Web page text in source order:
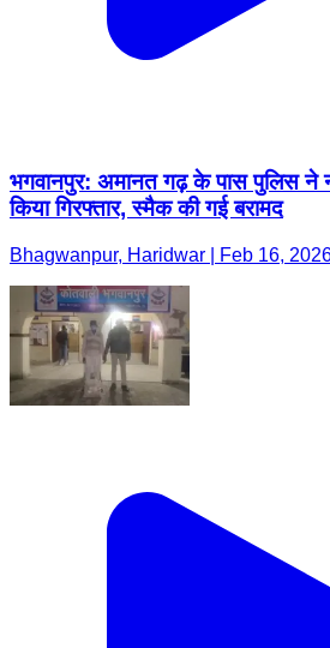
भगवानपुर: अमानत गढ़ के पास पुलिस
किया गिरफ्तार, स्मैक की गई बरामद
Bhagwanpur, Haridwar | Feb 16,